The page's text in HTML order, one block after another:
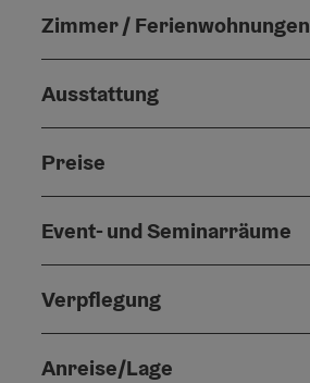
Zimmer / Ferienwohnungen
Ausstattung
Preise
Event- und Seminarräume
Verpflegung
Anreise/Lage